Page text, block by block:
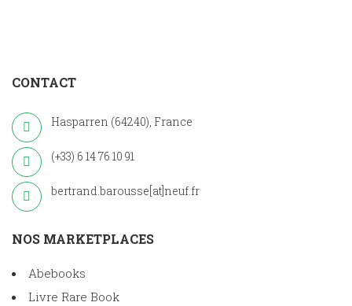
CONTACT
Hasparren (64240), France
(+33) 6 14 76 10 91
bertrand.barousse[at]neuf.fr
NOS MARKETPLACES
Abebooks
Livre Rare Book